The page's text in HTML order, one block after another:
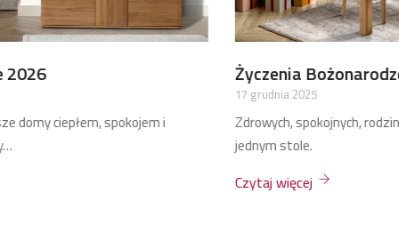
Życzenia Bożonarodzeniowe 2025
Zdrowych, spokojnych, rodzinnych Świąt Bożego Narodzenia przy